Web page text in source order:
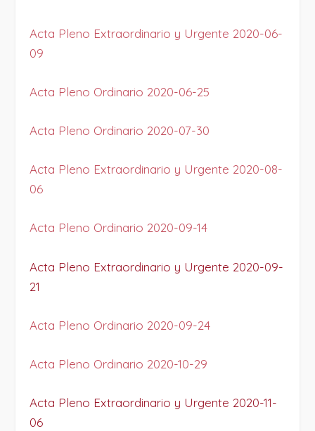
Acta Pleno Extraordinario y Urgente 2020-06-
09
Acta Pleno Ordinario 2020-06-25
Acta Pleno Ordinario 2020-07-30
Acta Pleno Extraordinario y Urgente 2020-08-
06
Acta Pleno Ordinario 2020-09-14
Acta Pleno Extraordinario y Urgente 2020-09-
21
Acta Pleno Ordinario 2020-09-24
Acta Pleno Ordinario 2020-10-29
Acta Pleno Extraordinario y Urgente 2020-11-
06